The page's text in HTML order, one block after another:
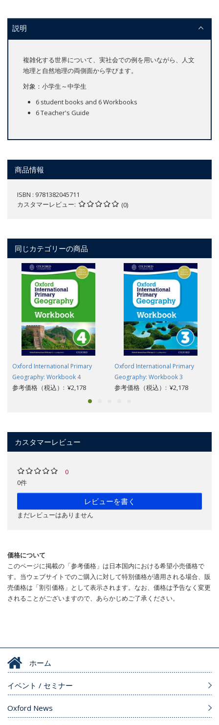
説明
複雑化する世界について、実社会での例を用いながら、人文
地理と自然地理の両側面から学びます。
対象：小学生～中学生
6 student books and 6 Workbooks
6 Teacher's Guide
商品情報
ISBN : 9781382045711
カスタマーレビュー
(0)
同じカテゴリーの商品
Oxford International Primary
Geography: Workbook 4
参考価格（税込）: ¥2,178
Oxford International Primary
Geography: Workbook 3
参考価格（税込）: ¥2,178
カスタマーレビュー
0
0件
レビューを書く
まだレビューはありません
価格について
このページに掲載の「参考価格」は日本国内における希望小売価格で
す。当ウェブサイトでのご購入に対して特別価格が適用される場合、販
売価格は「割引価格」として表示されます。なお、価格は予告なく変更
されることがございますので、あらかじめご了承ください。
ホーム
イベント / セミナー
Oxford News